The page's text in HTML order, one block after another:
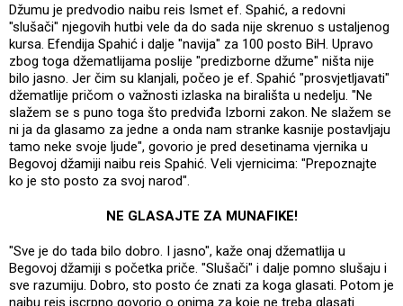
Džumu je predvodio naibu reis Ismet ef. Spahić, a redovni
"slušači" njegovih hutbi vele da do sada nije skrenuo s ustaljenog
kursa. Efendija Spahić i dalje "navija" za 100 posto BiH. Upravo
zbog toga džematlijama poslije "predizborne džume" ništa nije
bilo jasno. Jer čim su klanjali, počeo je ef. Spahić "prosvjetljavati"
džematlije pričom o važnosti izlaska na birališta u nedelju. "Ne
slažem se s puno toga što predviđa Izborni zakon. Ne slažem se
ni ja da glasamo za jedne a onda nam stranke kasnije postavljaju
tamo neke svoje ljude", govorio je pred desetinama vjernika u
Begovoj džamiji naibu reis Spahić. Veli vjernicima: "Prepoznajte
ko je sto posto za svoj narod".
NE GLASAJTE ZA MUNAFIKE!
"Sve je do tada bilo dobro. I jasno", kaže onaj džematlija u
Begovoj džamiji s početka priče. "Slušači" i dalje pomno slušaju i
sve razumiju. Dobro, sto posto će znati za koga glasati. Potom je
naibu reis iscrpno govorio o onima za koje ne treba glasati.